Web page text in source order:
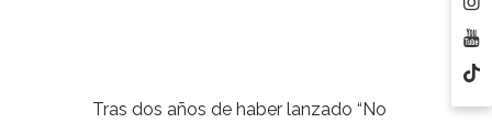
Tras dos años de haber lanzado “No